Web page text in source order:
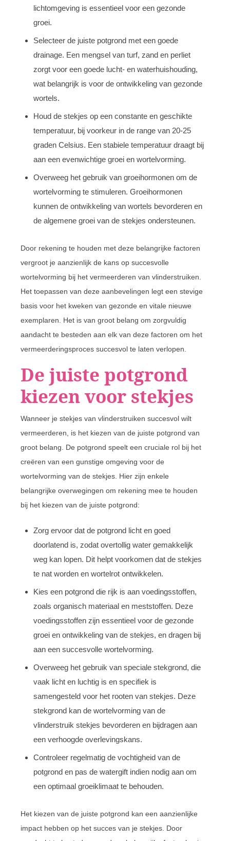
lichtomgeving is essentieel voor een gezonde
groei.
Selecteer de juiste potgrond met een goede
drainage. Een mengsel van turf, zand en perliet
zorgt voor een goede lucht- en waterhuishouding,
wat belangrijk is voor de ontwikkeling van gezonde
wortels.
Houd de stekjes op een constante en geschikte
temperatuur, bij voorkeur in de range van 20-25
graden Celsius. Een stabiele temperatuur draagt bij
aan een evenwichtige groei en wortelvorming.
Overweeg het gebruik van groeihormonen om de
wortelvorming te stimuleren. Groeihormonen
kunnen de ontwikkeling van wortels bevorderen en
de algemene groei van de stekjes ondersteunen.
Door rekening te houden met deze belangrijke factoren
vergroot je aanzienlijk de kans op succesvolle
wortelvorming bij het vermeerderen van vlinderstruiken.
Het toepassen van deze aanbevelingen legt een stevige
basis voor het kweken van gezonde en vitale nieuwe
exemplaren. Het is van groot belang om zorgvuldig
aandacht te besteden aan elk van deze factoren om het
vermeerderingsproces succesvol te laten verlopen.
De juiste potgrond
kiezen voor stekjes
Wanneer je stekjes van vlinderstruiken succesvol wilt
vermeerderen, is het kiezen van de juiste potgrond van
groot belang. De potgrond speelt een cruciale rol bij het
creëren van een gunstige omgeving voor de
wortelvorming van de stekjes. Hier zijn enkele
belangrijke overwegingen om rekening mee te houden
bij het kiezen van de juiste potgrond:
Zorg ervoor dat de potgrond licht en goed
doorlatend is, zodat overtollig water gemakkelijk
weg kan lopen. Dit helpt voorkomen dat de stekjes
te nat worden en wortelrot ontwikkelen.
Kies een potgrond die rijk is aan voedingsstoffen,
zoals organisch materiaal en meststoffen. Deze
voedingsstoffen zijn essentieel voor de gezonde
groei en ontwikkeling van de stekjes, en dragen bij
aan een succesvolle wortelvorming.
Overweeg het gebruik van speciale stekgrond, die
vaak licht en luchtig is en specifiek is
samengesteld voor het rooten van stekjes. Deze
stekgrond kan de wortelvorming van de
vlinderstruik stekjes bevorderen en bijdragen aan
een verhoogde overlevingskans.
Controleer regelmatig de vochtigheid van de
potgrond en pas de watergift indien nodig aan om
een optimaal groeiklimaat te behouden.
Het kiezen van de juiste potgrond kan een aanzienlijke
impact hebben op het succes van je stekjes. Door